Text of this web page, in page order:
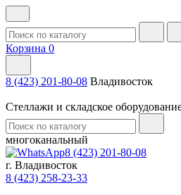
Корзина 0
8 (423) 201-80-08 Владивосток
Стеллажи и складское
многоканальный
8 (423) 201-80-08
г. Владивосток
8 (423) 258-23-33